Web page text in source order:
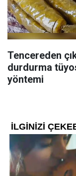
Tencereden
durdurma
yöntemi